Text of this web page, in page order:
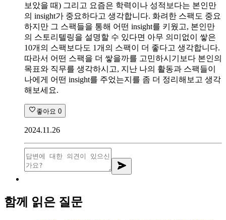
보았을 때) 그리고 요즘은 학력이나 성적보다는 본인만
의 insight가 중요하다고 생각합니다. 화려한 스팩도 중요
하지만 그 스팩들을 통해 어떤 insight를 키웠고, 본인만
의 스토리텔링을 설명할 수 있다면 아무 의미없이 쌓은
10개의 스팩보다도 1개의 스팩이 더 좋다고 생각합니다.
따라서 어떤 스팩을 더 쌓을까를 고민하시기보다 본인의
목표와 직무를 생각하시고, 지난 나의 활동과 스팩들이
나에게 어떤 insight를 주었는지를 좀 더 정리해보고 생각
해보세요.
좋아요 0
2024.11.26
함께 읽은 질문